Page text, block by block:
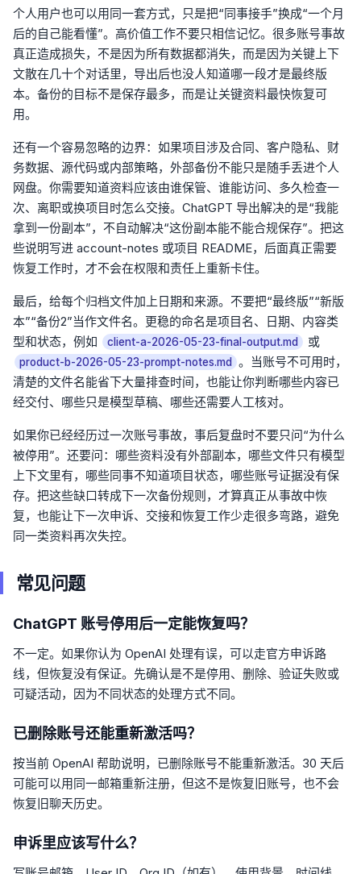
个人用户也可以用同一套方式，只是把“同事接手”换成“一个月
后的自己能看懂”。高价值工作不要只相信记忆。很多账号事故
真正造成损失，不是因为所有数据都消失，而是因为关键上下
文散在几十个对话里，导出后也没人知道哪一段才是最终版
本。备份的目标不是保存最多，而是让关键资料最快恢复可
用。
还有一个容易忽略的边界：如果项目涉及合同、客户隐私、财
务数据、源代码或内部策略，外部备份不能只是随手丢进个人
网盘。你需要知道资料应该由谁保管、谁能访问、多久检查一
次、离职或换项目时怎么交接。ChatGPT 导出解决的是“我能
拿到一份副本”，不自动解决“这份副本能不能合规保存”。把这
些说明写进 account-notes 或项目 README，后面真正需要
恢复工作时，才不会在权限和责任上重新卡住。
最后，给每个归档文件加上日期和来源。不要把“最终版”“新版
本”“备份2”当作文件名。更稳的命名是项目名、日期、内容类
型和状态，例如
client-a-2026-05-23-final-output.md 或
product-b-2026-05-23-prompt-notes.md
。当账号不可用时，
清楚的文件名能省下大量排查时间，也能让你判断哪些内容已
经交付、哪些只是模型草稿、哪些还需要人工核对。
如果你已经经历过一次账号事故，事后复盘时不要只问“为什么
被停用”。还要问：哪些资料没有外部副本，哪些文件只有模型
上下文里有，哪些同事不知道项目状态，哪些账号证据没有保
存。把这些缺口转成下一次备份规则，才算真正从事故中恢
复，也能让下一次申诉、交接和恢复工作少走很多弯路，避免
同一类资料再次失控。
常见问题
ChatGPT 账号停用后一定能恢复吗？
不一定。如果你认为 OpenAI 处理有误，可以走官方申诉路
线，但恢复没有保证。先确认是不是停用、删除、验证失败或
可疑活动，因为不同状态的处理方式不同。
已删除账号还能重新激活吗？
按当前 OpenAI 帮助说明，已删除账号不能重新激活。30 天后
可能可以用同一邮箱重新注册，但这不是恢复旧账号，也不会
恢复旧聊天历史。
申诉里应该写什么？